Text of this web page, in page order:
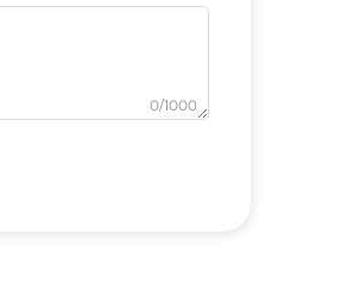
0/1000